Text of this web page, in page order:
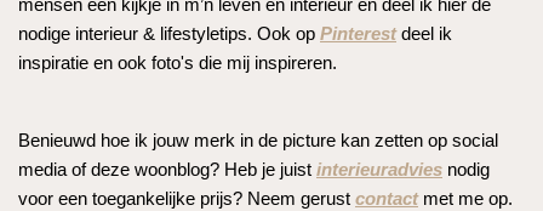
mensen een kijkje in m’n leven en interieur en deel ik hier de
nodige interieur & lifestyletips. Ook op Pinterestdeel ik
inspiratie en ook foto's die mij inspireren.
Benieuwd hoe ik jouw merk in de picture kan zetten op social
media of deze woonblog? Heb je juist interieuradvies nodig
voor een toegankelijke prijs? Neem gerust contactmet me op.